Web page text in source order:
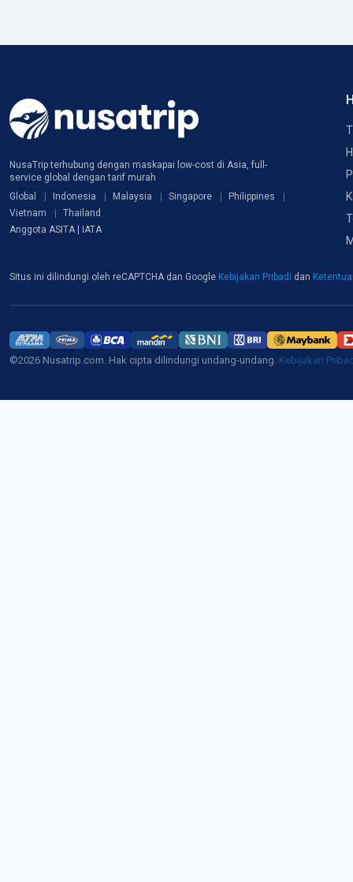
NusaTrip terhubung dengan maskapai low-cost di Asia, full-
service global dengan tarif murah
Global
Indonesia Malaysia Singapore
Philippines
Vietnam
Thailand
Anggota ASITA | IATA
Situs ini dilindungi oleh reCAPTCHA dan Google Kebijakan Pribadi dan
©2026 Nusatrip.com. Hak cipta dilindungi undang-undang. Kebijakan